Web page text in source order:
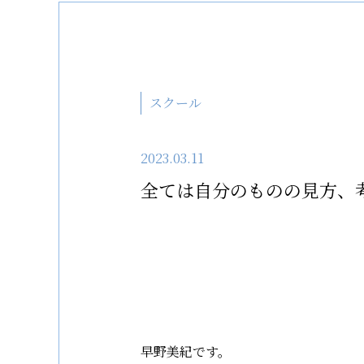
スクール
2023.03.11
全ては自分のものの見方、
早野美紀です。